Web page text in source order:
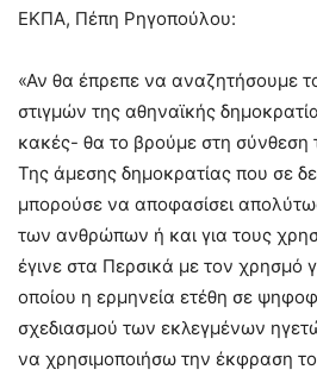
ΕΚΠΑ, Πέπη Ρηγοπούλου:
«Αν θα έπρεπε να αναζητήσουμε
στιγμών της αθηναϊκής
κακές- θα το βρούμε στη σύνθεση
Της άμεσης δημοκρατίας που σε
μπορούσε να αποφασίσει
των ανθρώπων ή και για τους
έγινε στα Περσικά με τον χρησμό
οποίου η ερμηνεία ετέθη σε
σχεδιασμού των εκλεγμένων
να χρησιμοποιήσω την έκφραση